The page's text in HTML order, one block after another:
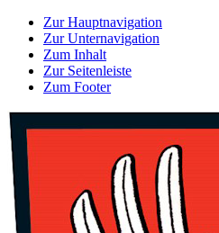
Zur Hauptnavigation
Zur Unternavigation
Zum Inhalt
Zur Seitenleiste
Zum Footer